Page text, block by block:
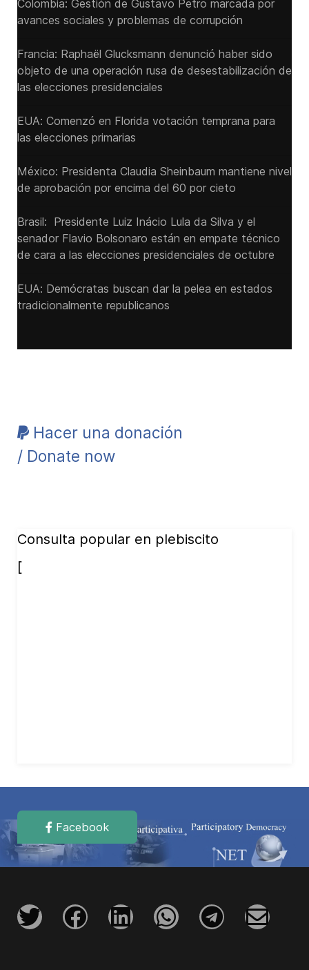
Colombia: Gestión de Gustavo Petro marcada por
avances sociales y problemas de corrupción
Francia: Raphaël Glucksmann denunció haber sido
objeto de una operación rusa de desestabilización de
las elecciones presidenciales
EUA: Comenzó en Florida votación temprana para
las elecciones primarias
México: Presidenta Claudia Sheinbaum mantiene nivel
de aprobación por encima del 60 por cieto
Brasil: Presidente Luiz Inácio Lula da Silva y el
senador Flavio ‌Bolsonaro están en empate técnico
de cara a las ‌elecciones presidenciales de octubre
EUA: Demócratas buscan dar la pelea en estados
tradicionalmente republicanos
Hacer una donación
/ Donate now
Consulta popular en plebiscito
[
Facebook